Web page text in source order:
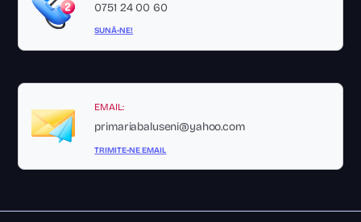
0751 24 00 60
SUNĂ-NE!
EMAIL:
primariabaluseni@yahoo.com
TRIMITE-NE EMAIL